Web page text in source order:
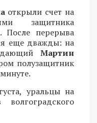
открыли счет на
защитника
. После перерыва
еще дважды: на
Мартин
полузащитник
уральцы на